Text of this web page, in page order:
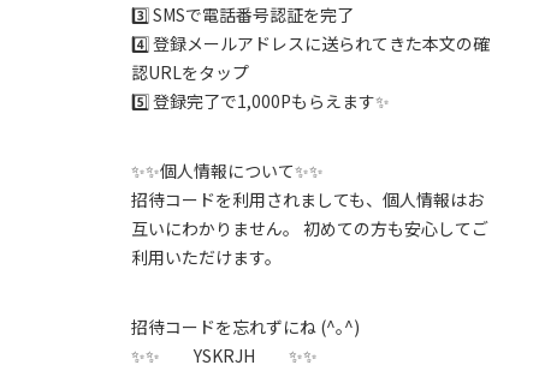
3️⃣ SMSで電話番号認証を完了
4️⃣ 登録メールアドレスに送られてきた本文の確
認URLをタップ
5️⃣ 登録完了で1,000Pもらえます✨
✨✨個人情報について✨✨
招待コードを利用されましても、個人情報はお
互いにわかりません。 初めての方も安心してご
利用いただけます。
招待コードを忘れずにね (^｡^)
✨✨ YSKRJH ✨✨